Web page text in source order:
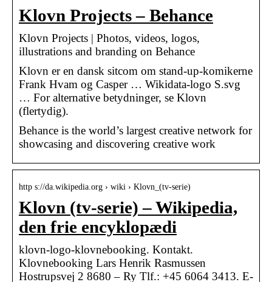
Klovn Projects – Behance
Klovn Projects | Photos, videos, logos,
illustrations and branding on Behance
Klovn er en dansk sitcom om stand-up-komikerne
Frank Hvam og Casper … Wikidata-logo S.svg
… For alternative betydninger, se Klovn
(flertydig).
Behance is the world’s largest creative network for
showcasing and discovering creative work
http s://da.wikipedia.org › wiki › Klovn_(tv-serie)
Klovn (tv-serie) – Wikipedia,
den frie encyklopædi
klovn-logo-klovnebooking. Kontakt.
Klovnebooking Lars Henrik Rasmussen
Hostrupsvej 2 8680 – Ry Tlf.: +45 6064 3413. E-